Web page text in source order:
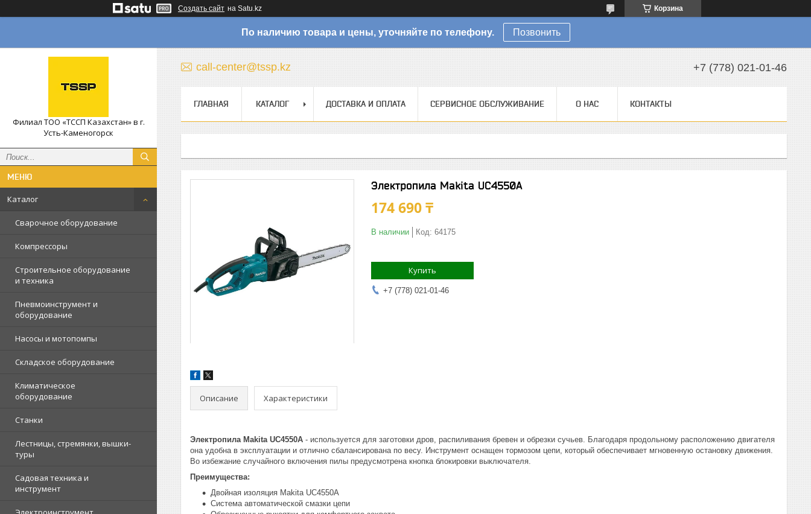
Создать сайт на Satu.kz Корзина
По наличию товара и цены, уточняйте по телефону. Позвонить
Филиал ТОО «ТССП Казахстан» в г.
Усть-Каменогорск
Каталог
Сварочное оборудование
Компрессоры
Строительное оборудование
и техника
Пневмоинструмент и
оборудование
Насосы и мотопомпы
Складское оборудование
Климатическое
оборудование
Станки
Лестницы, стремянки, вышки-
туры
Садовая техника и
инструмент
call-center@tssp.kz +7 (778) 021-01-46
ГЛАВНАЯ КАТАЛОГ ДОСТАВКА И ОПЛАТА СЕРВИСНОЕ ОБСЛУЖИВАНИЕ О НАС КОНТАКТЫ
Электропила Makita UC4550A
174 690 ₸
В наличии Код: 64175
Купить
+7 (778) 021-01-46
Описание Характеристики
Электропила Makita UC4550A - используется для заготовки дров, распиливания бревен и обрезки сучьев. Благодаря продольному расположению двигателя
она удобна в эксплуатации и отлично сбалансирована по весу. Инструмент оснащен тормозом цепи, который обеспечивает мгновенную остановку движения.
Во избежание случайного включения пилы предусмотрена кнопка блокировки выключателя.
Преимущества:
Двойная изоляция Makita UC4550A
Система автоматической смазки цепи